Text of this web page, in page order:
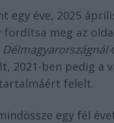
egy éve, 2025
meg az
Délmagyarországnál
2021-ben pedig a
felelt.
egy fél